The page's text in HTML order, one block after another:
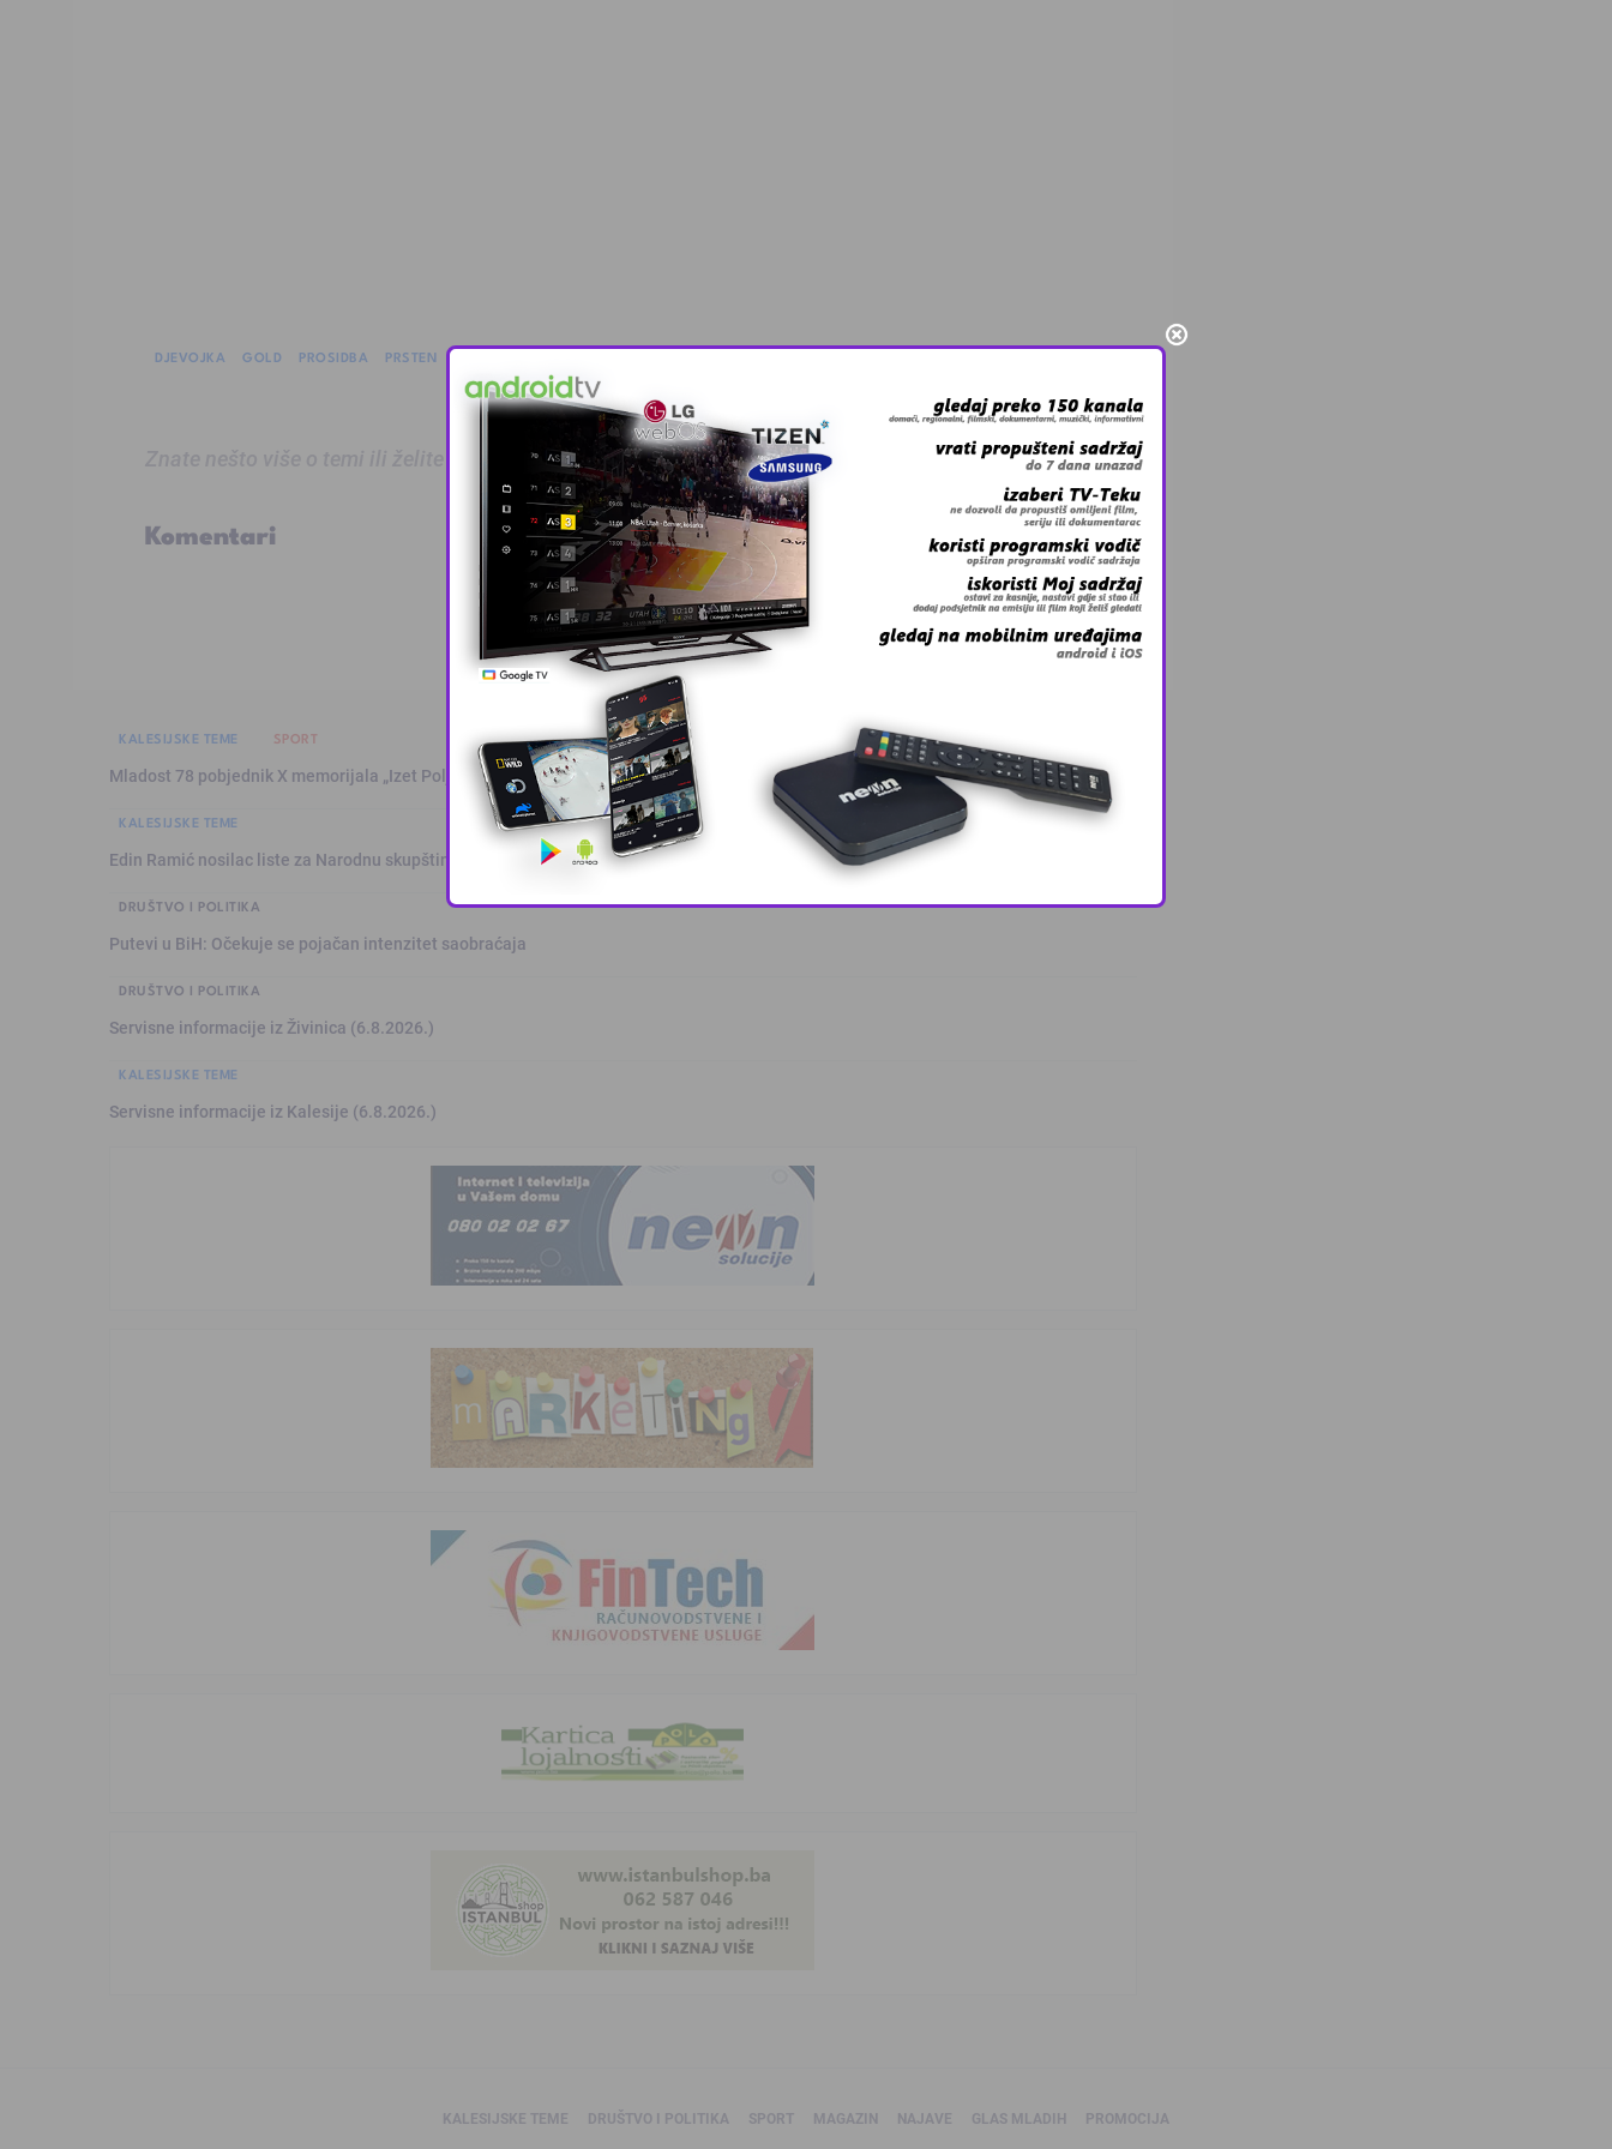
DJEVOJKA GOLD PROSIDBA PRSTEN RING
Znate nešto više o temi ili želite prijaviti grešku u tekstu?
Komentari
KALESIJSKE TEME SPORT
Mladost 78 pobjednik X memorijala „Izet Poljaković“
KALESIJSKE TEME
Edin Ramić nosilac liste za Narodnu skupštinu RS-a, Ramiz Salkić id …
DRUŠTVO I POLITIKA
Putevi u BiH: Očekuje se pojačan intenzitet saobraćaja
DRUŠTVO I POLITIKA
Servisne informacije iz Živinica (6.8.2026.)
KALESIJSKE TEME
Servisne informacije iz Kalesije (6.8.2026.)
KALESIJSKE TEME DRUŠTVO I POLITIKA SPORT MAGAZIN NAJAVE GLAS MLADIH PROMOCIJA